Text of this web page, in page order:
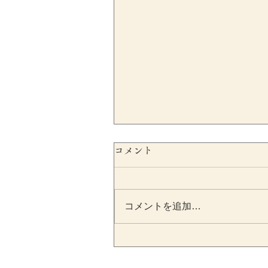
SESCが不正会計リスクをシ
コメント
コメントを追加…